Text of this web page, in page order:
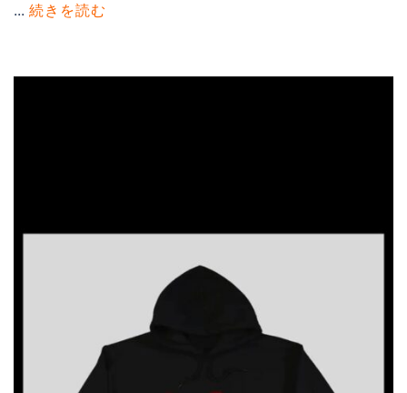
... 続きを読む